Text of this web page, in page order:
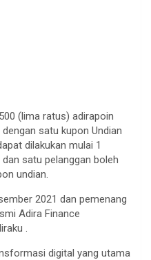
(lima ratus) adirapoin
satu kupon Undian
dilakukan mulai 1
satu pelanggan boleh
undian.
2021 dan pemenang
Adira Finance
.
digital yang utama